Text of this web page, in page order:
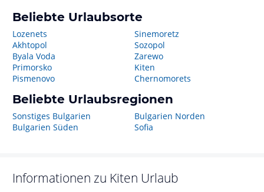
Beliebte Urlaubsorte
Lozenets
Akhtopol
Byala Voda
Primorsko
Pismenovo
Sinemoretz
Sozopol
Zarewo
Kiten
Chernomorets
Beliebte Urlaubsregionen
Sonstiges Bulgarien
Bulgarien Süden
Bulgarien Norden
Sofia
Informationen zu Kiten Urlaub